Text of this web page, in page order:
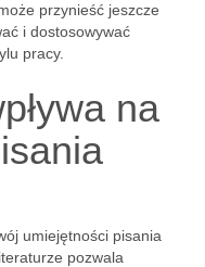
przynieść jeszcze
i dostosowywać
pracy.
na
umiejętności pisania
pozwala